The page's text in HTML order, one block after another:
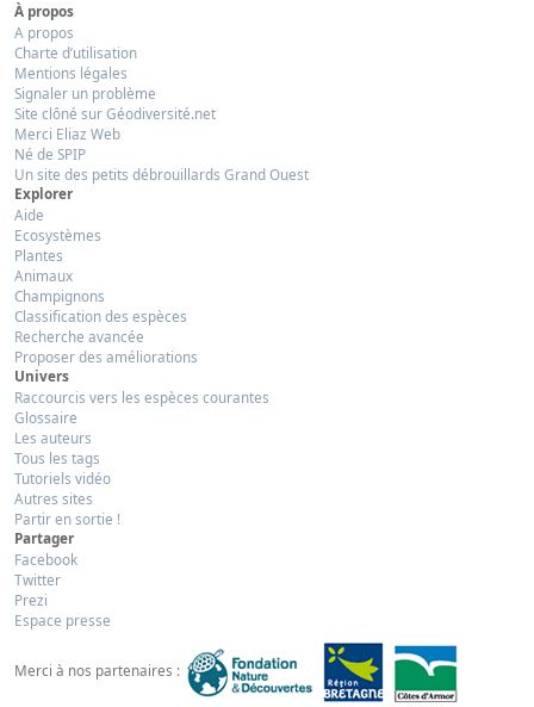
À propos
A propos
Charte d’utilisation
Mentions légales
Signaler un problème
Site clôné sur Géodiversité.net
Merci Eliaz Web
Né de SPIP
Un site des petits débrouillards Grand Ouest
Explorer
Aide
Ecosystèmes
Plantes
Animaux
Champignons
Classification des espèces
Recherche avancée
Proposer des améliorations
Univers
Raccourcis vers les espèces courantes
Glossaire
Les auteurs
Tous les tags
Tutoriels vidéo
Autres sites
Partir en sortie !
Partager
Facebook
Twitter
Prezi
Espace presse
Merci à nos partenaires :